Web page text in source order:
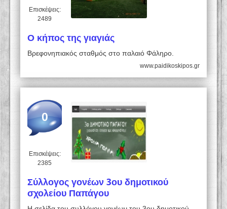
Επισκέψεις:
2489
Ο κήπος της γιαγιάς
Βρεφονηπιακός σταθμός στο παλαιό Φάληρο.
www.paidikoskipos.gr
0
Επισκέψεις:
2385
Σύλλογος γονέων 3ου δημοτικού
σχολείου Παπάγου